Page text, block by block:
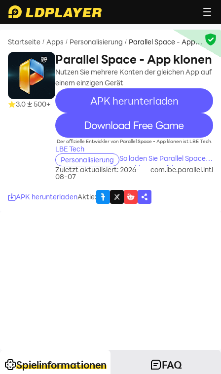
Startseite / Apps / Personalisierung / Parallel Space - App
3.0 500+
Parallel Space - App klonen
Nutzen Sie mehrere Konten der gleichen App auf
einem einzigen Gerät
APK herunterladen
recommend
Der offizielle Entwickler von Parallel Space - App klonen ist LBE Tech.
LBE Tech
Personalisierung
So laden Sie Parallel Space -
App klonen auf Ihren
Zuletzt aktualisiert: 2026-
08-07
com.lbe.parallel.intl
APK herunterladenAktie:
Spielinformationen FAQ